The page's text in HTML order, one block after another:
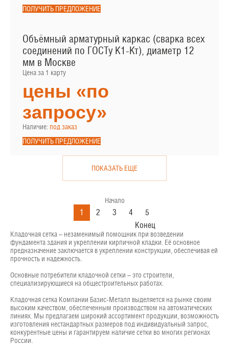
ПОЛУЧИТЬ ПРЕДЛОЖЕНИЕ
Объёмный арматурный каркас (сварка всех
соединений по ГОСТу К1-Кт), диаметр 12
мм в Москве
Цена за 1 карту
цены «по
запросу»
Наличие: под заказ
ПОЛУЧИТЬ ПРЕДЛОЖЕНИЕ
ПОКАЗАТЬ ЕЩЕ
Начало
1 2 3 4
5
Конец
Кладочная сетка – незаменимый помощник при возведении
фундамента здания и укреплении кирпичной кладки. Её основное
предназначение заключается в укреплении конструкции, обеспечивая ей
прочность и надежность.
Основные потребители кладочной сетки – это строители,
специализирующиеся на общестроительных работах.
Кладочная сетка Компании Базис-Металл выделяется на рынке своим
высоким качеством, обеспеченным производством на автоматических
линиях. Мы предлагаем широкий ассортимент продукции, возможность
изготовления нестандартных размеров под индивидуальный запрос,
конкурентные цены и гарантируем наличие сетки во многих регионах
России.